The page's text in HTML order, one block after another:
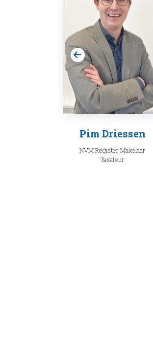
Pim Driessen
NVM Register Makelaar
Taxateur